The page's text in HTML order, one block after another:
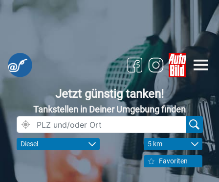
Jetzt günstig tanken!
Tankstellen in Deiner Umgebung finden
Diesel 5 km
Favoriten